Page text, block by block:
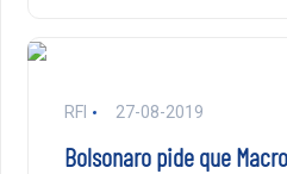
RFI 27-08-2019
Bolsonaro pide que